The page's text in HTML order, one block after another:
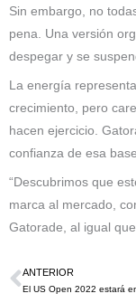
Sin embargo, no
pena. Una versión
despegar y se
La energía
crecimiento, pero
hacen ejercicio.
confianza de esa
“Descubrimos que
marca al mercado,
Gatorade, al igual
Ant
ANTERIOR